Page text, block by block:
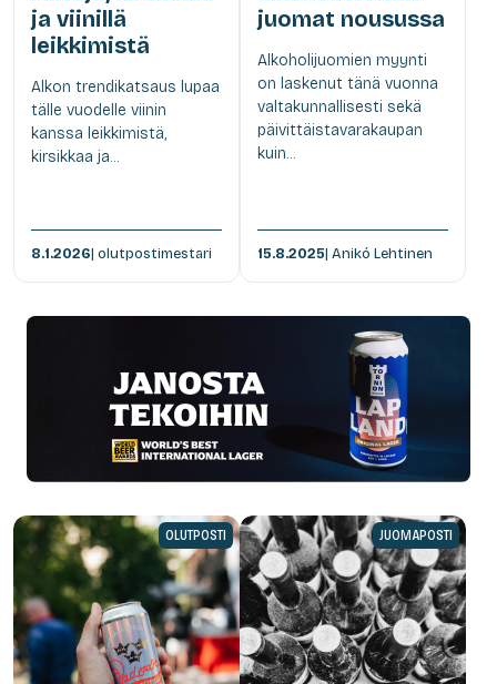
ja viinillä
leikkimistä
Alkon trendikatsaus lupaa
tälle vuodelle viinin
kanssa leikkimistä,
kirsikkaa ja...
8.1.2026| olutpostimestari
juomat nousussa
Alkoholijuomien myynti
on laskenut tänä vuonna
valtakunnallisesti sekä
päivittäistavarakaupan
kuin...
15.8.2025| Anikó Lehtinen
OLUTPOSTI JUOMAPOSTI